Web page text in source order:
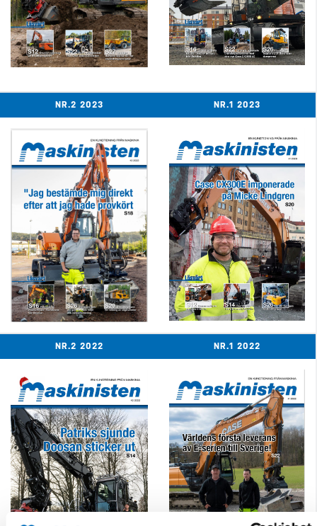
NR.2 2023 NR.1 2023
NR.2 2022 NR.1 2022